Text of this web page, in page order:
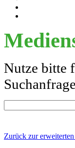
Nutze bitte
Zurück zur erweiterten